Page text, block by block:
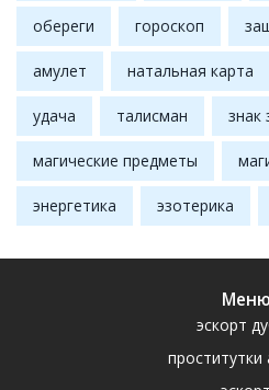
обереги гороскоп
амулет натальная карта
удача талисман знак
магические предметы
энергетика эзотерика
Меню
эскорт